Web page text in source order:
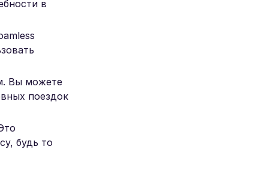
в
Вы можете
поездок
будь то